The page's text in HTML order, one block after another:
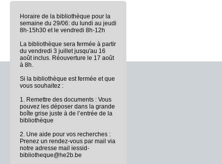
Horaire de la bibliothèque pour la
semaine du 29/06: du lundi au jeudi
8h-15h30 et le vendredi 8h-12h
La bibliothèque sera fermée à partir
du vendredi 3 juillet jusqu'au 16
août inclus. Réouverture le 17 août
à 8h.
Si la bibliothèque est fermée et que
vous souhaitez :
1. Remettre des documents : Vous
pouvez les déposer dans la grande
boîte grise juste à de l’entrée de la
bibliothèque
2. Une aide pour vos recherches :
Prenez un rendez-vous par mail via
notre adresse mail iessid-
bibliotheque@he2b.be